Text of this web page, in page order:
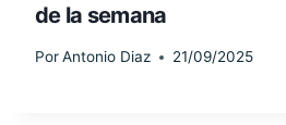
de la semana
PorAntonio Diaz 21/09/2025